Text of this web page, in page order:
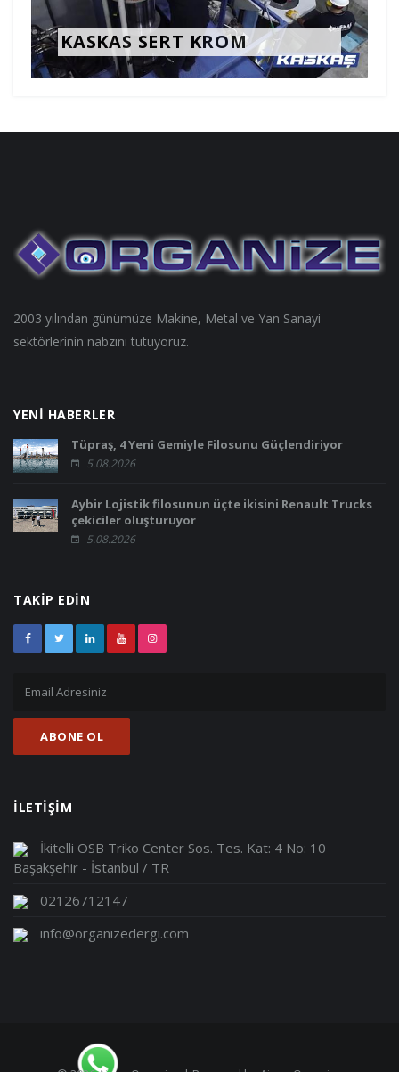
ERKUR THERMOFORMING
MACHINES
2003 yılından günümüze Makine, Metal ve Yan Sanayi
sektörlerinin nabzını tutuyoruz.
YENİ HABERLER
Tüpraş, 4 Yeni Gemiyle Filosunu Güçlendiriyor
5.08.2026
Aybir Lojistik filosunun üçte ikisini Renault Trucks
çekiciler oluşturuyor
5.08.2026
TAKİP EDİN
İLETİŞİM
İkitelli OSB Triko Center Sos. Tes. Kat: 4 No: 10
Başakşehir - İstanbul / TR
02126712147
info@organizedergi.com